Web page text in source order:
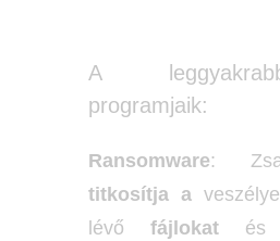
A
programjaik:
Ransomware:
titkosítja a
lévő fájlokat